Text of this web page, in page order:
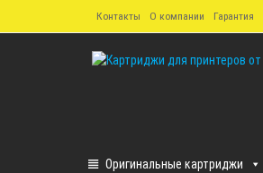
Контакты О компании Гарантия
Оригинальные картриджи